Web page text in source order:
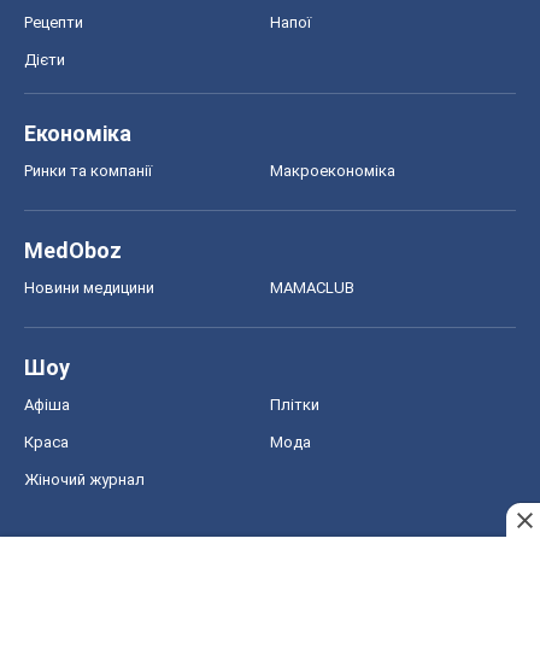
Рецепти Напої
Дієти
Економіка
Ринки та компанії Макроекономіка
MedOboz
Новини медицини MAMACLUB
Шоу
Афіша Плітки
Краса Мода
Жіночий журнал